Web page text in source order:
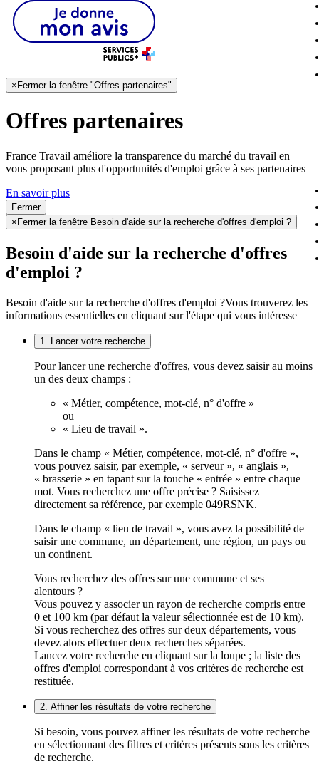
× Fermer la fenêtre "Offres partenaires"
Offres partenaires
France Travail améliore la transparence du marché du travail en
vous proposant plus d'opportunités d'emploi grâce à ses partenaires
En savoir plus
Fermer
× Fermer la fenêtre Besoin d'aide sur la recherche d'offres d'emploi ?
Besoin d'aide sur la recherche d'offres
d'emploi ?
Besoin d'aide sur la recherche d'offres d'emploi ?Vous trouverez les
informations essentielles en cliquant sur l'étape qui vous intéresse
1. Lancer votre recherche
Pour lancer une recherche d'offres, vous devez saisir au moins
un des deux champs :
« Métier, compétence, mot-clé, n° d'offre »
ou
« Lieu de travail ».
Dans le champ « Métier, compétence, mot-clé, n° d'offre »,
vous pouvez saisir, par exemple, « serveur », « anglais »,
« brasserie » en tapant sur la touche « entrée » entre chaque
mot. Vous recherchez une offre précise ? Saisissez
directement sa référence, par exemple 049RSNK.
Dans le champ « lieu de travail », vous avez la possibilité de
saisir une commune, un département, une région, un pays ou
un continent.
Vous recherchez des offres sur une commune et ses
alentours ?
Vous pouvez y associer un rayon de recherche compris entre
0 et 100 km (par défaut la valeur sélectionnée est de 10 km).
Si vous recherchez des offres sur deux départements, vous
devez alors effectuer deux recherches séparées.
Lancez votre recherche en cliquant sur la loupe ; la liste des
offres d'emploi correspondant à vos critères de recherche est
restituée.
2. Affiner les résultats de votre recherche
Si besoin, vous pouvez affiner les résultats de votre recherche
en sélectionnant des filtres et critères présents sous les critères
de recherche.